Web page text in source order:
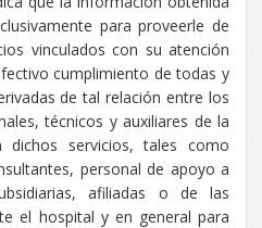
para proveerle de
vinculados con su atención
cumplimiento de todas y
de tal relación entre los
técnicos y auxiliares de la
dichos servicios, tales como
personal de apoyo a
afiliadas o de las
el hospital y en general para